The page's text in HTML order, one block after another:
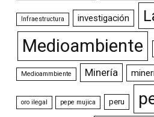
Infraestructura investigación
Medioambiente
Medioammbiente Minería
oro ilegal pepe mujica peru